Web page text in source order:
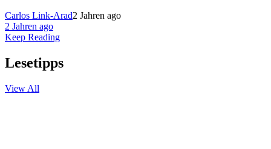
Carlos Link-Arad2 Jahren ago
2 Jahren ago
Keep Reading
Lesetipps
View All